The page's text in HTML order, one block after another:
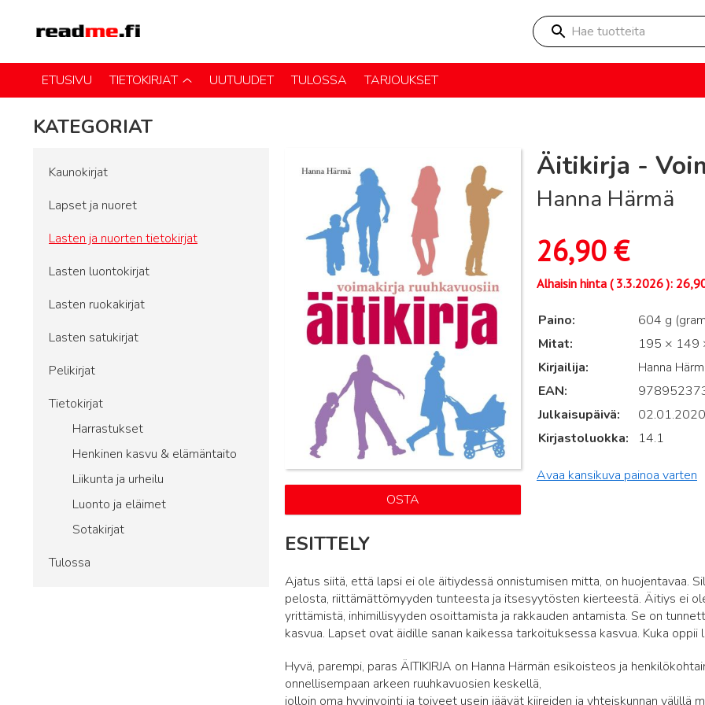
Hae tuotteita
ETUSIVU TIETOKIRJAT UUTUUDET TULOSSA TARJOUKSET
KATEGORIAT
Kaunokirjat
Lapset ja nuoret
Lasten ja nuorten tietokirjat
Lasten luontokirjat
Lasten ruokakirjat
Lasten satukirjat
Pelikirjat
Tietokirjat
Harrastukset
Henkinen kasvu & elämäntaito
Liikunta ja urheilu
Luonto ja eläimet
Sotakirjat
Tulossa
OSTA
Äitikirja -
Hanna Härmä
26,90€
Alhaisin hinta (3.3.2026):
Paino
604 g
Mitat
195 × 149
Kirjailija
Hanna
EAN
Julkaisupäivä
02.01.2020
Kirjastoluokka
14.1
Avaa kansikuva painoa varten
ESITTELY
Ajatus siitä, että lapsi ei ole äitiydessä onnistumisen mitta, on huojentavaa.
pelosta, riittämättömyyden tunteesta ja itsesyytösten kierteestä. Äitiys ei
yrittämistä, inhimillisyyden osoittamista ja rakkauden antamista. Se on
kasvua. Lapset ovat äidille sanan kaikessa tarkoituksessa kasvua. Kuka oppii
Hyvä, parempi, paras ÄITIKIRJA on Hanna Härmän esikoisteos ja
onnellisempaan arkeen ruuhkavuosien keskellä,
jolloin oma hyvinvointi ja toiveet usein jäävät kiireiden ja yhteiskunnan välillä